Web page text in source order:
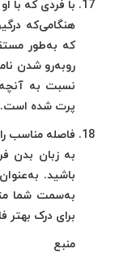
با فردی که با
هنگامی‌که
که به‌طور
روبه‌رو شدن
نسبت به
پرت شده است.
فاصله مناسب
به زبان بدن
باشید.
به‌سمت شما
برای درک بهتر
منبع